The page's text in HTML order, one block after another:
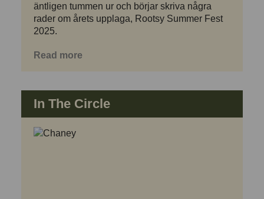
äntligen tummen ur och börjar skriva några
rader om årets upplaga, Rootsy Summer Fest
2025.
Read more
In The Circle